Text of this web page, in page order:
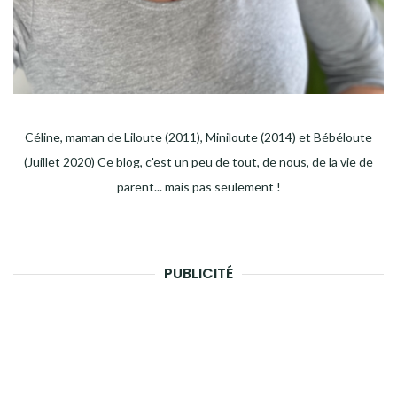
Céline, maman de Liloute (2011), Miniloute (2014) et Bébéloute
(Juillet 2020) Ce blog, c'est un peu de tout, de nous, de la vie de
parent... mais pas seulement !
PUBLICITÉ